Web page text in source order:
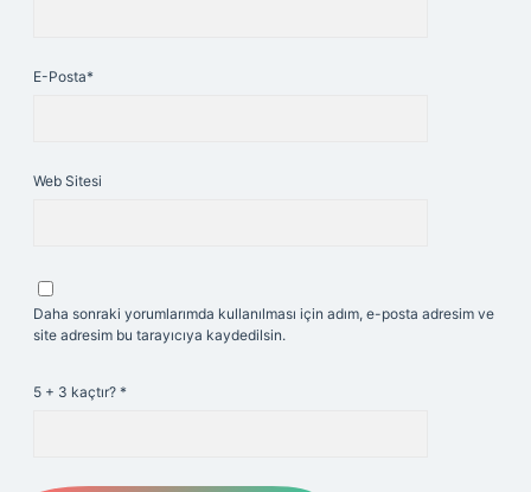
E-Posta*
Web Sitesi
Daha sonraki yorumlarımda kullanılması için adım, e-posta adresim ve
site adresim bu tarayıcıya kaydedilsin.
5 + 3 kaçtır? *